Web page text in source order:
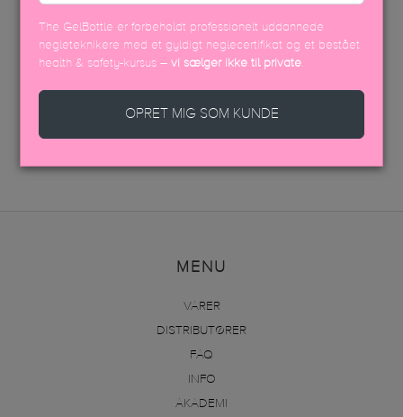
USP FARVEBROCHURE
SIKKERHEDSDATABLAD
MENU
VARER
DISTRIBUTØRER
FAQ
INFO
AKADEMI
The GelBottle er forbeholdt professionelt uddannede
negleteknikere med et gyldigt neglecertifikat og et bestået
health & safety-kursus –vi sælger ikke til private.
OPRET MIG SOM KUNDE